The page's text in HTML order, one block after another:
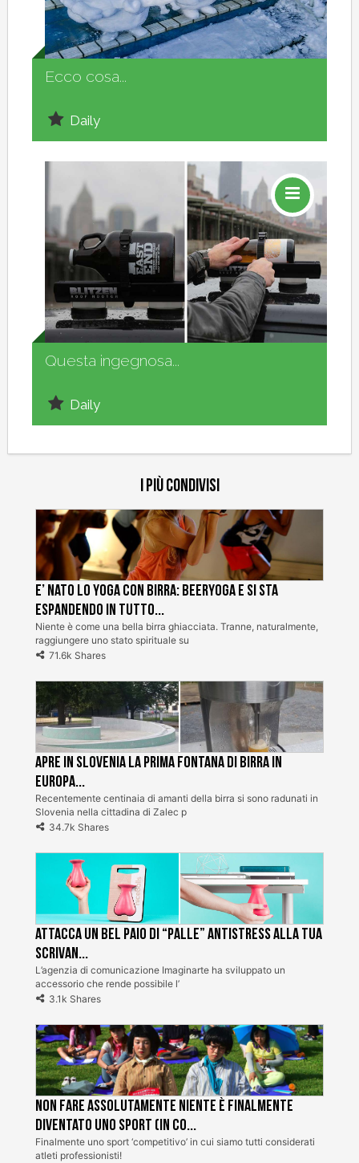
Ecco cosa...
Daily
Social
Questa ingegnosa...
Daily
Social
I più condivisi
E’ nato lo Yoga con Birra: BeerYoga e si sta
espandendo in tutto...
Niente è come una bella birra ghiacciata. Tranne, naturalmente,
raggiungere uno stato spirituale su
71.6k Shares
Apre in Slovenia la prima fontana di birra in
Europa...
Recentemente centinaia di amanti della birra si sono radunati in
Slovenia nella cittadina di Zalec p
34.7k Shares
Attacca un bel paio di “palle” antistress alla tua
scrivan...
L’agenzia di comunicazione Imaginarte ha sviluppato un
accessorio che rende possibile l’
3.1k Shares
Non fare assolutamente niente è finalmente
diventato uno sport (in Co...
Finalmente uno sport ‘competitivo’ in cui siamo tutti considerati
atleti professionisti!